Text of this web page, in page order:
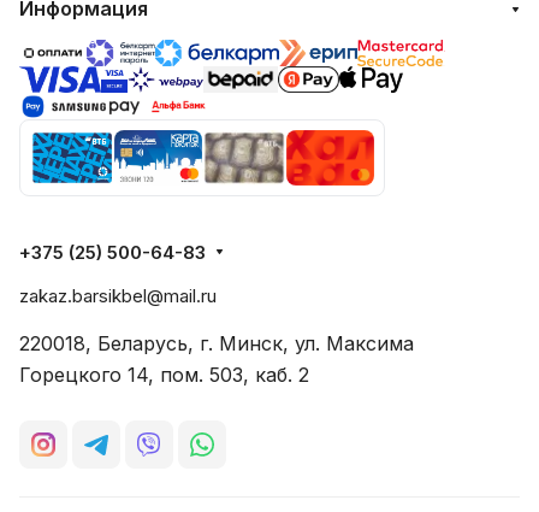
Информация
+375 (25) 500-64-83
zakaz.barsikbel@mail.ru
220018, Беларусь, г. Минск, ул. Максима
Горецкого 14, пом. 503, каб. 2